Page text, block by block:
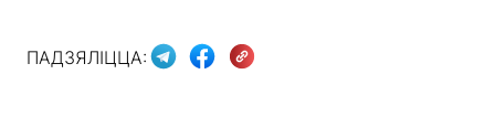
ПАДЗЯЛІЦЦА: